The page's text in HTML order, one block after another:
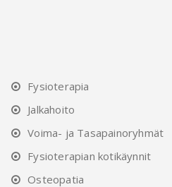
Fysioterapia
Jalkahoito
Voima- ja Tasapainoryhmät
Fysioterapian kotikäynnit
Osteopatia